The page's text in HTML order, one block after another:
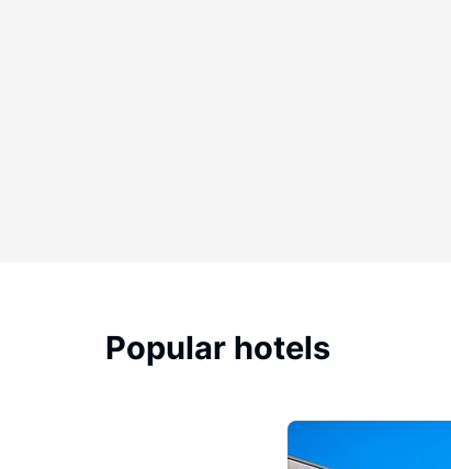
Popular hotels